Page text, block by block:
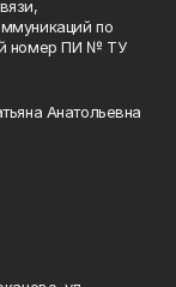
по
номер ПИ № ТУ
Анатольевна